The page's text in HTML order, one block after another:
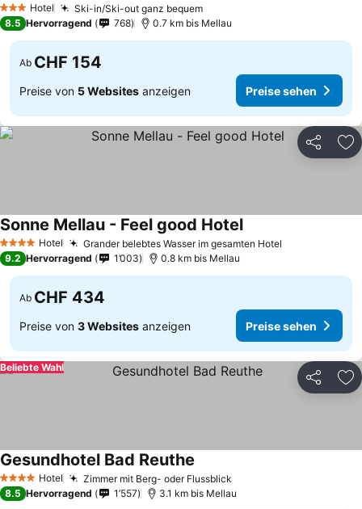
3 SterneHotel Ski-in/Ski-out ganz bequem
8.5 Hervorragend 768 0.7 km bis Mellau
Ab CHF 154
Preise von 5 Websites anzeigen Preise sehen
Teilen
4 Sterne Hotel Grander belebtes Wasser im gesamten Hotel
Sonne Mellau - Feel good Hotel
9.2 Hervorragend 1’003 0.8 km bis Mellau
Ab CHF 434
Preise von 3 Websites anzeigen Preise sehen
Teilen
Beliebte Wahl
4 Sterne Hotel Zimmer mit Berg- oder Flussblick
Gesundhotel Bad Reuthe
8.5 Hervorragend 1’557 3.1 km bis Mellau